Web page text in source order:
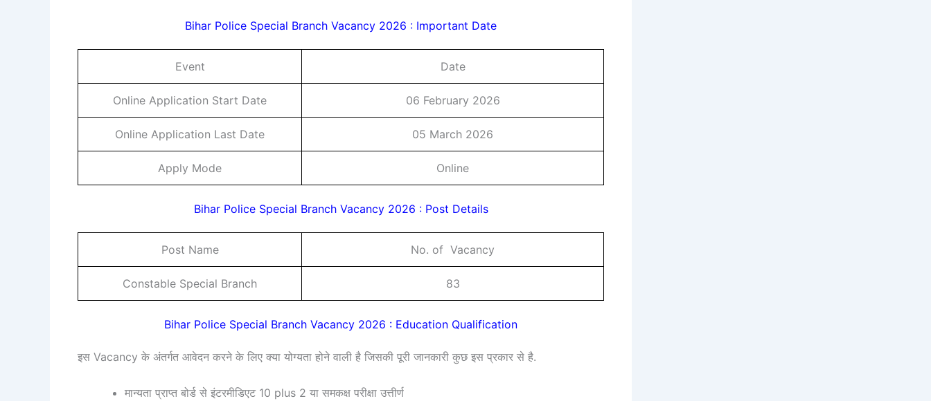
Bihar Police Special Branch Vacancy 2026 : Important Date
Event Date
Online Application Start Date 06 February 2026
Online Application Last Date 05 March 2026
Apply Mode Online
Bihar Police Special Branch Vacancy 2026 : Post Details
Post Name No. of Vacancy
Constable Special Branch 83
Bihar Police Special Branch Vacancy 2026 : Education Qualification
इस Vacancy के अंतर्गत आवेदन करने के लिए क्या योग्यता होने वाली है जिसकी पूरी जानकारी कुछ इस प्रकार से है.
मान्यता प्राप्त बोर्ड से इंटरमीडिएट 10 plus 2 या समकक्ष परीक्षा उत्तीर्ण